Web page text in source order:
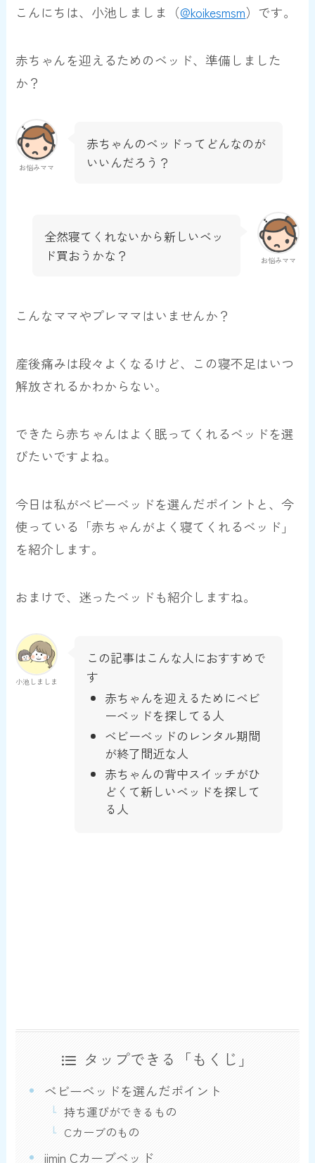
こんにちは、小池しましま（@koikesmsm）です。
赤ちゃんを迎えるためのベッド、準備しました
か？
お悩みママ
赤ちゃんのベッドってどんなのが
いいんだろう？
お悩みママ
全然寝てくれないから新しいベッ
ド買おうかな？
こんなママやプレママはいませんか？
産後痛みは段々よくなるけど、この寝不足はいつ
解放されるかわからない。
できたら赤ちゃんはよく眠ってくれるベッドを選
びたいですよね。
今日は私がベビーベッドを選んだポイントと、今
使っている「赤ちゃんがよく寝てくれるベッド」
を紹介します。
おまけで、迷ったベッドも紹介しますね。
小池しましま
この記事はこんな人におすすめで
す
赤ちゃんを迎えるためにベビ
ーベッドを探してる人
ベビーベッドのレンタル期間
が終了間近な人
赤ちゃんの背中スイッチがひ
どくて新しいベッドを探して
る人
タップできる「もくじ」
ベビーベッドを選んだポイント
持ち運びができるもの
Cカーブのもの
iimin Cカーブベッド